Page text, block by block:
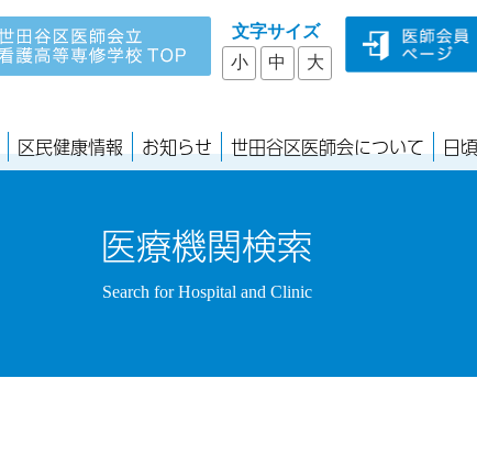
文字サイズ
小
中 大
区民健康情報 お知らせ 世田谷区医師会について 日
医療機関検索
Search for Hospital and Clinic